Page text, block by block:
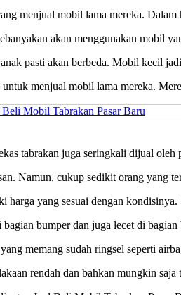
menjual mobil lama mereka.
akan menggunakan mobil
pasti akan berbeda. Mobil kecil
menjual mobil lama mereka.
tabrakan juga seringkali dijual oleh
Namun, cukup sedikit orang yang
yang sesuai dengan
bumper dan juga lecet di
memang sudah ringsel seperti
rendah dan bahkan mungkin saja